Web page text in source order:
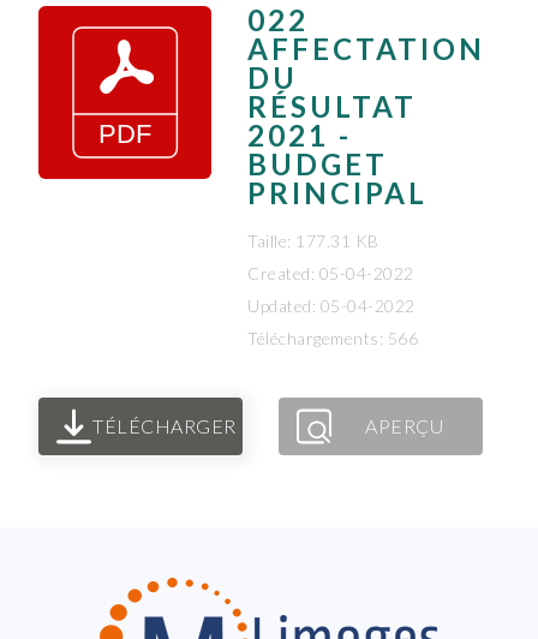
022
AFFECTATION
DU
RÉSULTAT
2021 -
BUDGET
PRINCIPAL
Taille: 177.31 KB
Created: 05-04-2022
Updated: 05-04-2022
Téléchargements: 566
TÉLÉCHARGER APERÇU